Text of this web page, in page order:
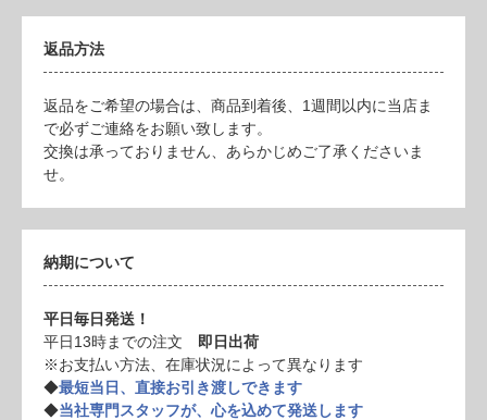
返品方法
返品をご希望の場合は、商品到着後、1週間以内に当店ま
で必ずご連絡をお願い致します。
交換は承っておりません、あらかじめご了承くださいま
せ。
納期について
平日毎日発送！
平日13時までの注文 即日出荷
※お支払い方法、在庫状況によって異なります
◆最短当日、直接お引き渡しできます
◆当社専門スタッフが、心を込めて発送します